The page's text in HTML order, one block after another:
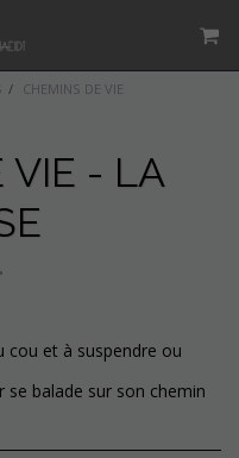
CHEMINS DE VIE
VIE - LA
cou et à suspendre ou
balade sur son chemin